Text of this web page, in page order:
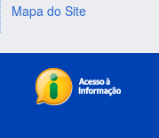
Mapa do Site